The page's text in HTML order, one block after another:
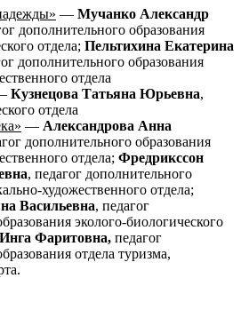
— Мучанко Александр
дополнительного образования
отдела; Пельтихина Екатерина
дополнительного образования
отдела
Кузнецова Татьяна Юрьевна,
отдела
— Александрова Анна
дополнительного образования
отдела; Фредрикссон
, педагог дополнительного
художественного отдела;
Васильевна, педагог
эколого-биологического
Фаритовна, педагог
отдела туризма,